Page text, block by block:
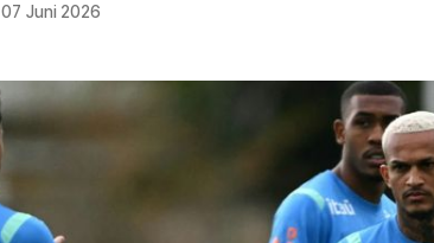
07 Juni 2026